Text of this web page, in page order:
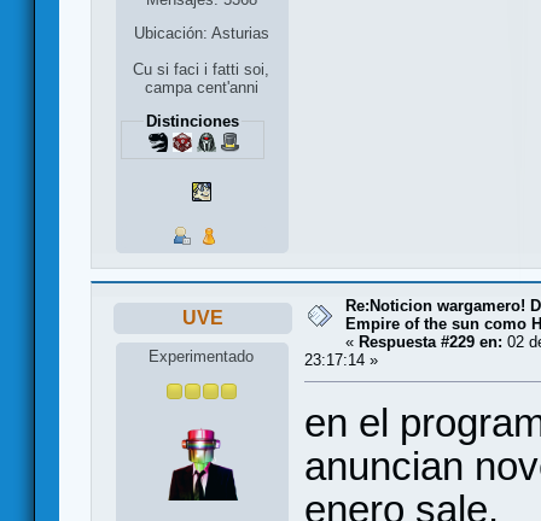
Ubicación: Asturias
Cu si faci i fatti soi,
campa cent'anni
Distinciones
UVE
Experimentado
Re:Noticion wargamero!
Empire of the sun como
« Respuesta #229 en: 02
23:17:14 »
en el
anuncian
enero sale.